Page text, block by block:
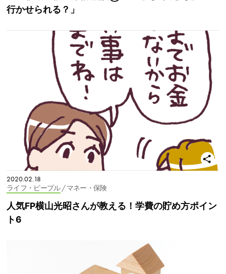
行かせられる？」
2020.02.18
ライフ・ピープル/ マネー・保険
人気FP横山光昭さんが教える！学費の貯め方ポイン
ト6